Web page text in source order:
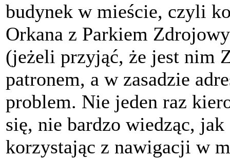
budynek w mieście, czyli
Orkana z Parkiem
(jeżeli przyjąć, że jest nim
patronem, a w zasadzie
problem. Nie jeden raz
się, nie bardzo wiedząc,
korzystając z nawigacji w